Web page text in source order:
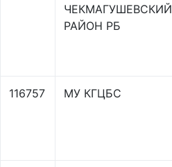
ЧЕКМАГУШЕВСКИЙ
РАЙОН РБ
116757 МУ КГЦБС